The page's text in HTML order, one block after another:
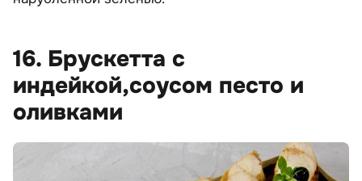
16. Брускетта с
индейкой,соусом песто и
оливками